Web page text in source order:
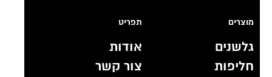
מוצרים
גלשנים
חליפות
תפריט
אודות
צור קשר